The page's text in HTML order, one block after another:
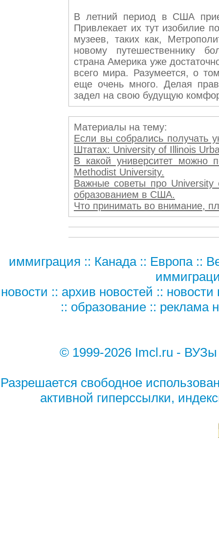
В летний период в США
Привлекает их тут изобилие
музеев, таких как,
новому путешественнику
страна Америка уже
всего мира. Разумеется, о
еще очень много. Делая
задел на свою будущую
Материалы на тему:
Если вы собрались получать
Штатах: University of Illinois
В какой университет можно
Methodist University.
Важные советы про University
образованием в США.
Что принимать во внимание,
иммиграция :: Канада:: Европа::
новости :: архив новостей :: новости
:: образование :: реклама
© 1999-2026 Imcl.ru -
Разрешается свободное
активной гиперссылки,